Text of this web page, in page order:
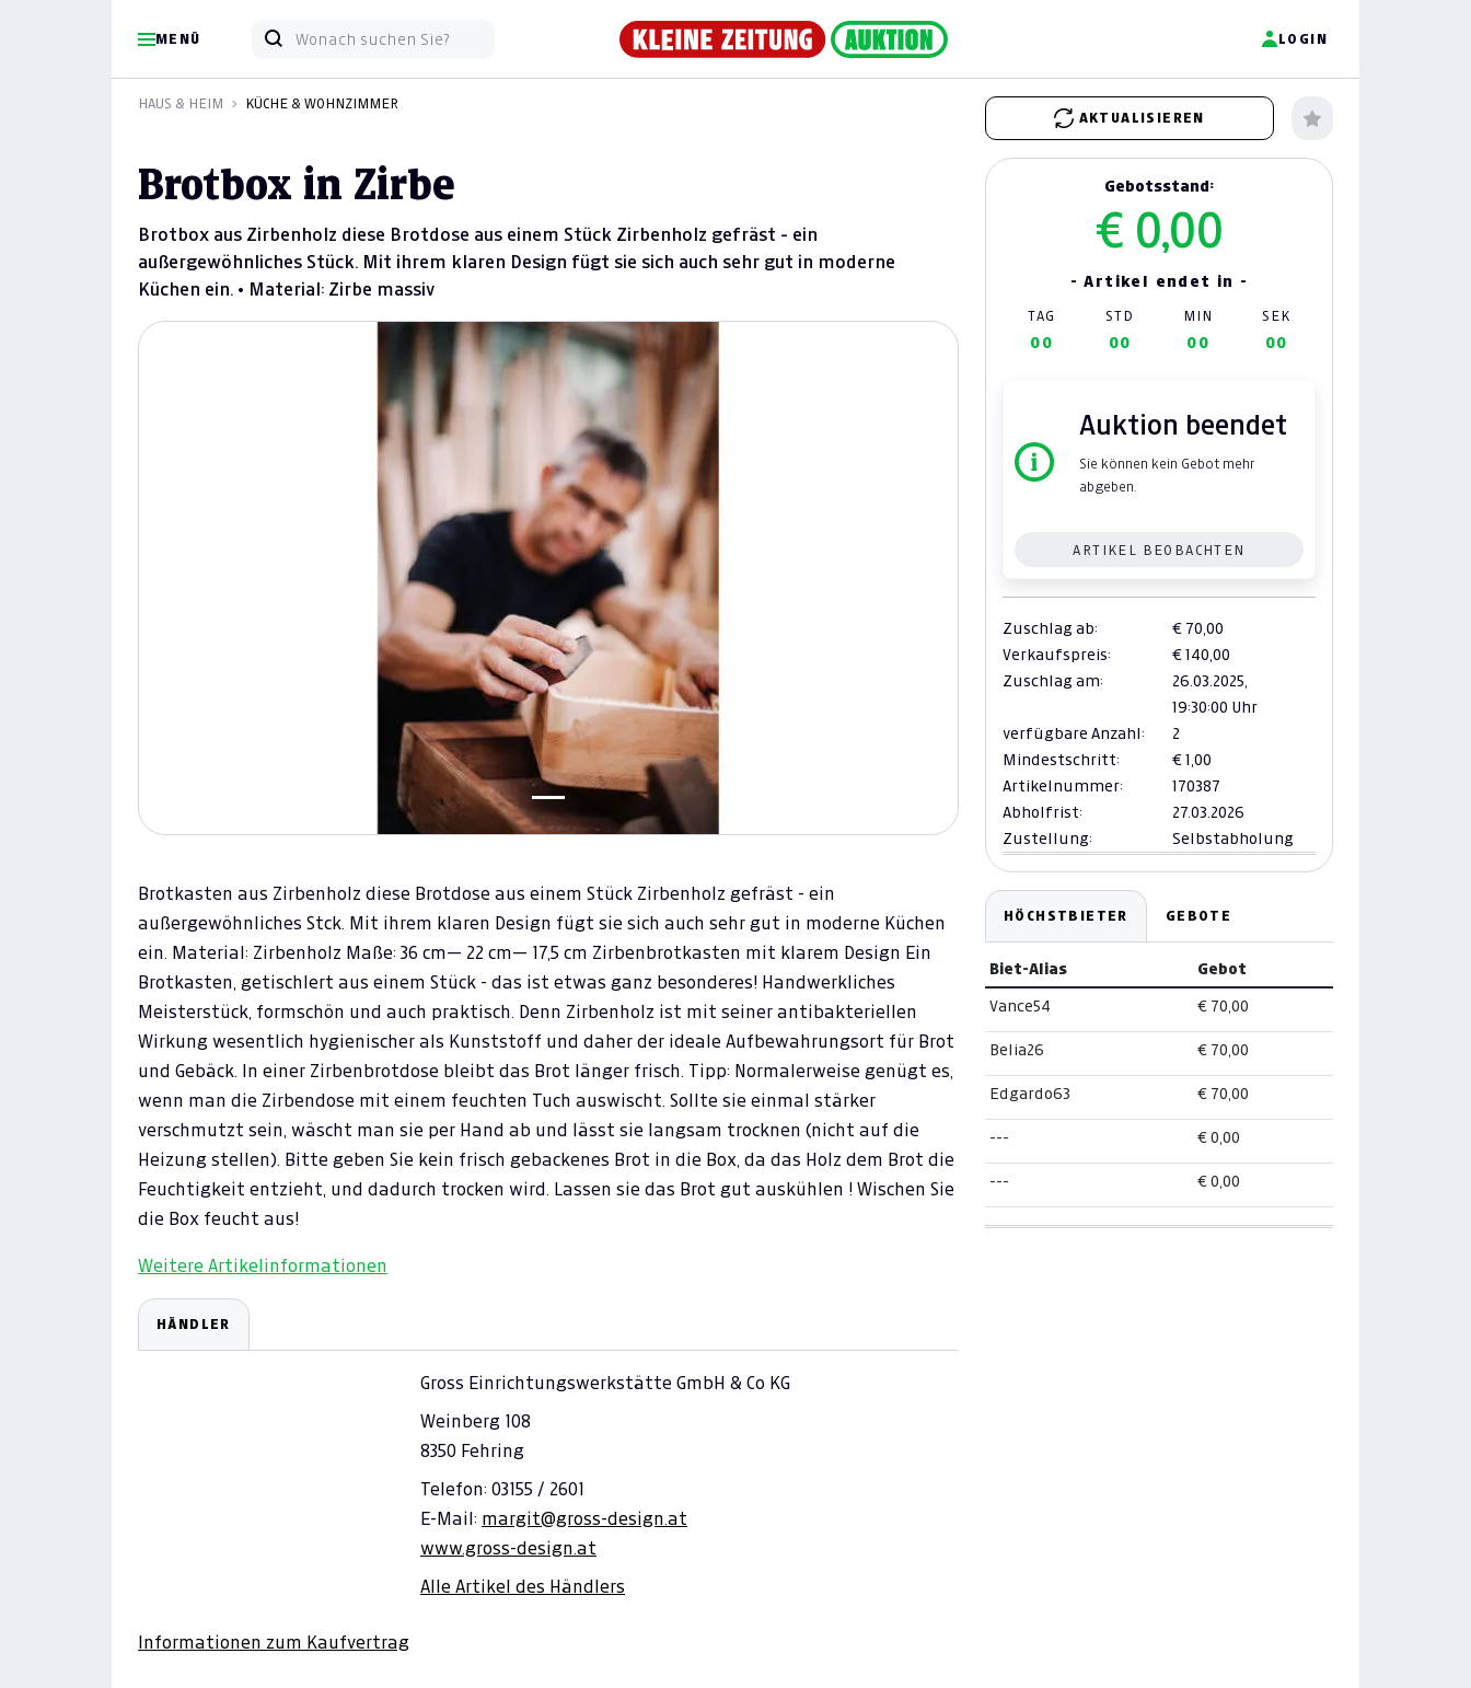
MENÜ LOGIN
HAUS & HEIM
KÜCHE & WOHNZIMMER
AKTUALISIEREN
Brotbox in Zirbe
Brotbox aus Zirbenholz diese Brotdose aus einem Stück Zirbenholz gefräst - ein
außergewöhnliches Stück. Mit ihrem klaren Design fügt sie sich auch sehr gut in moderne
Küchen ein. • Material: Zirbe massiv
Brotkasten aus Zirbenholz diese Brotdose aus einem Stück Zirbenholz gefräst - ein
außergewöhnliches Stck. Mit ihrem klaren Design fügt sie sich auch sehr gut in moderne Küchen
ein. Material: Zirbenholz Maße: 36 cm— 22 cm— 17,5 cm Zirbenbrotkasten mit klarem Design Ein
Brotkasten, getischlert aus einem Stück - das ist etwas ganz besonderes! Handwerkliches
Meisterstück, formschön und auch praktisch. Denn Zirbenholz ist mit seiner antibakteriellen
Wirkung wesentlich hygienischer als Kunststoff und daher der ideale Aufbewahrungsort für Brot
und Gebäck. In einer Zirbenbrotdose bleibt das Brot länger frisch. Tipp: Normalerweise genügt es,
wenn man die Zirbendose mit einem feuchten Tuch auswischt. Sollte sie einmal stärker
verschmutzt sein, wäscht man sie per Hand ab und lässt sie langsam trocknen (nicht auf die
Heizung stellen). Bitte geben Sie kein frisch gebackenes Brot in die Box, da das Holz dem Brot die
Feuchtigkeit entzieht, und dadurch trocken wird. Lassen sie das Brot gut auskühlen ! Wischen Sie
die Box feucht aus!
Weitere Artikelinformationen
HÄNDLER
Gross Einrichtungswerkstätte GmbH & Co KG
Weinberg 108
8350 Fehring
Telefon: 03155 / 2601
E-Mail: margit@gross-design.at
www.gross-design.at
Alle Artikel des Händlers
Informationen zum Kaufvertrag
Gebotsstand:
€ 0,00
- Artikel endet in -
TAG STD MIN SEK
00 00 00 00
Auktion beendet
Sie können kein Gebot mehr
abgeben.
ARTIKEL BEOBACHTEN
Zuschlag ab:
€ 70,00
Verkaufspreis:
€ 140,00
Zuschlag am:
26.03.2025,
19:30:00 Uhr
verfügbare Anzahl:
2
Mindestschritt:
€ 1,00
Artikelnummer:
170387
Abholfrist:
27.03.2026
Zustellung:
Selbstabholung
HÖCHSTBIETER GEBOTE
Biet-Alias Gebot
Vance54 € 70,00
Belia26 € 70,00
Edgardo63 € 70,00
--- € 0,00
--- € 0,00